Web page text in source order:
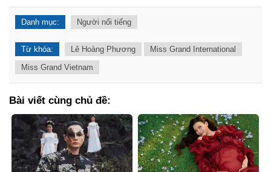
Danh mục: Người nổi tiếng
Từ khóa: Lê Hoàng Phương
Miss Grand International
Miss Grand Vietnam
Bài viết cùng chủ đề: